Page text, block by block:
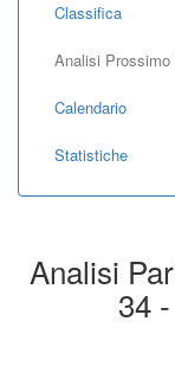
Classifica
Analisi Prossimo
Calendario
Statistiche
Analisi
34